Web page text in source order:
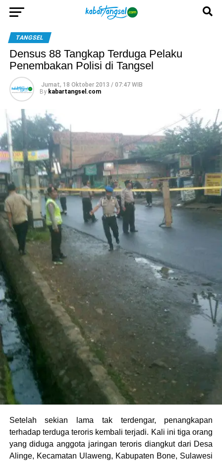
TANGSEL
Densus 88 Tangkap Terduga Pelaku
Penembakan Polisi di Tangsel
Jumat, 18 Oktober 2013 / 07:47 WIB
By kabartangsel.com
Setelah sekian lama tak terdengar, penangkapan
terhadap terduga teroris kembali terjadi. Kali ini tiga orang
yang diduga anggota jaringan teroris diangkut dari Desa
Alinge, Kecamatan Ulaweng, Kabupaten Bone, Sulawesi